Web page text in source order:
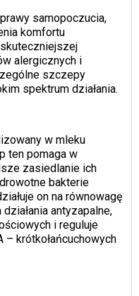
samopoczucia,
komfortu
alergicznych i
szczepy
spektrum działania.
w mleku
ten pomaga w
zasiedlanie ich
bakterie
on na równowagę
antyzapalne,
i reguluje
– krótkołańcuchowych